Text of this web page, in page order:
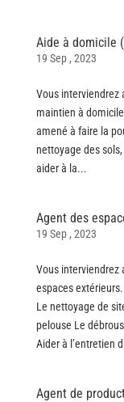
Aide à domicile
19 Sep , 2023
Vous interviendrez
maintien à
amené à faire la
nettoyage des
aider à la...
Agent des
19 Sep , 2023
Vous interviendrez
espaces
Le nettoyage de
pelouse Le
Aider à l’entretien
Agent de